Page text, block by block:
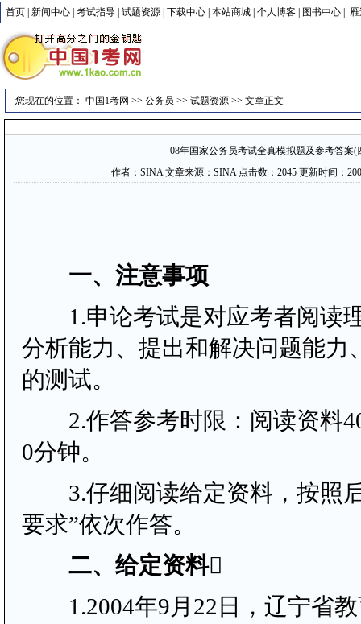
首页 新闻中心 考试指导 试题资源 下载中心 本站商城 个人博客 图书中心
您现在的位置： 中国1考网 >> 公务员 >> 试题资源 >> 文章正文
08年国家公务员考试全真模拟题及参考答案(
作者：SINA 文章来源：SINA 点击数： 2045 更新时间：
一、注意事项
1.申论考试是对应考者阅读
分析能力、提出和解决问题能力
的测试。
2.作答参考时限：阅读资料
0分钟。
3.仔细阅读给定资料，按照
要求”依次作答。
二、给定资料
1.2004年9月22日，辽宁省教